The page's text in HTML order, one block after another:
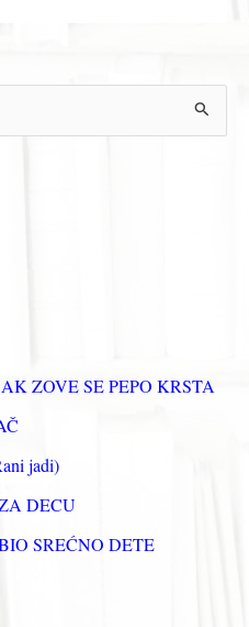
ZOVE SE PEPO KRSTA
jadi)
DECU
SREĆNO DETE